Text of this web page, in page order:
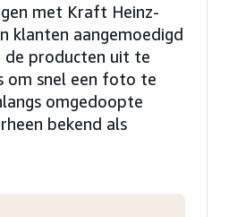
met Kraft Heinz-
klanten aangemoedigd
de producten uit te
om snel een foto te
omgedoopte
bekend als